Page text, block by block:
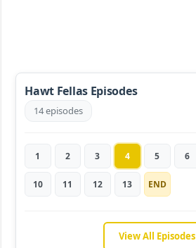
Hawt Fellas Episodes
14 episodes
1 2 3 4 5 6
10 11 12 13 END
View All Episodes